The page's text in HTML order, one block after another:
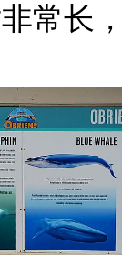
常长